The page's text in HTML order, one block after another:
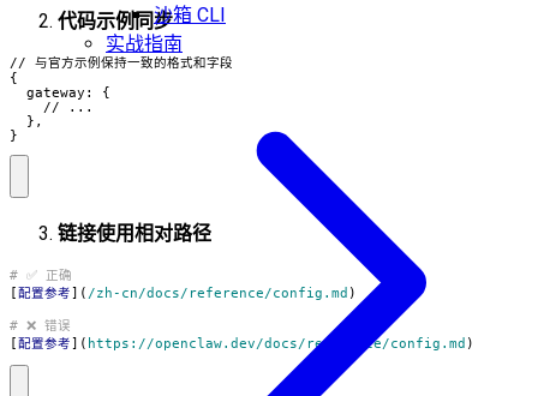
沙箱 CLI
实战指南
代码示例同步
// 与官方示例保持一致的格式和字段
{
  gateway: {
    // ...
  },
}
链接使用相对路径
配置参考 ]( /zh-cn/docs/reference/config.md
配置参考 ]( https://openclaw.dev/docs/reference/config.md )